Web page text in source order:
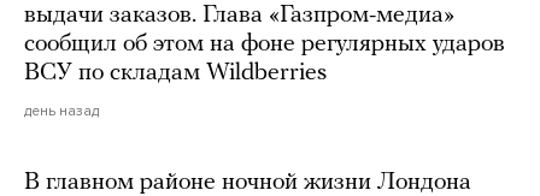
выдачи заказов. Глава «Газпром-медиа»
сообщил об этом на фоне регулярных ударов
ВСУ по складам Wildberries
день назад
В главном районе ночной жизни Лондона